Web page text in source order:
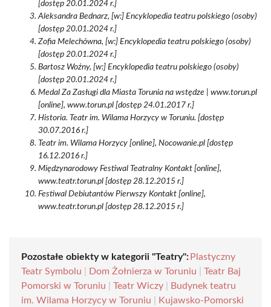
[dostęp 20.01.2024 r.]
Aleksandra Bednarz, [w:] Encyklopedia teatru polskiego (osoby)
[dostęp 20.01.2024 r.]
Zofia Melechówna, [w:] Encyklopedia teatru polskiego (osoby)
[dostęp 20.01.2024 r.]
Bartosz Woźny, [w:] Encyklopedia teatru polskiego (osoby)
[dostęp 20.01.2024 r.]
Medal Za Zasługi dla Miasta Torunia na wstędze | www.torun.pl
[online], www.torun.pl [dostęp 24.01.2017 r.]
Historia. Teatr im. Wilama Horzycy w Toruniu. [dostęp
30.07.2016 r.]
Teatr im. Wilama Horzycy [online], Nocowanie.pl [dostęp
16.12.2016 r.]
Międzynarodowy Festiwal Teatralny Kontakt [online],
www.teatr.torun.pl [dostęp 28.12.2015 r.]
Festiwal Debiutantów Pierwszy Kontakt [online],
www.teatr.torun.pl [dostęp 28.12.2015 r.]
Pozostałe obiekty w kategorii "Teatry": Plastyczny
Teatr Symbolu
Dom Żołnierza w Toruniu
Teatr Baj
Pomorski w Toruniu
Teatr Wiczy
Budynek teatru
im. Wilama Horzycy w Toruniu
Kujawsko-Pomorski